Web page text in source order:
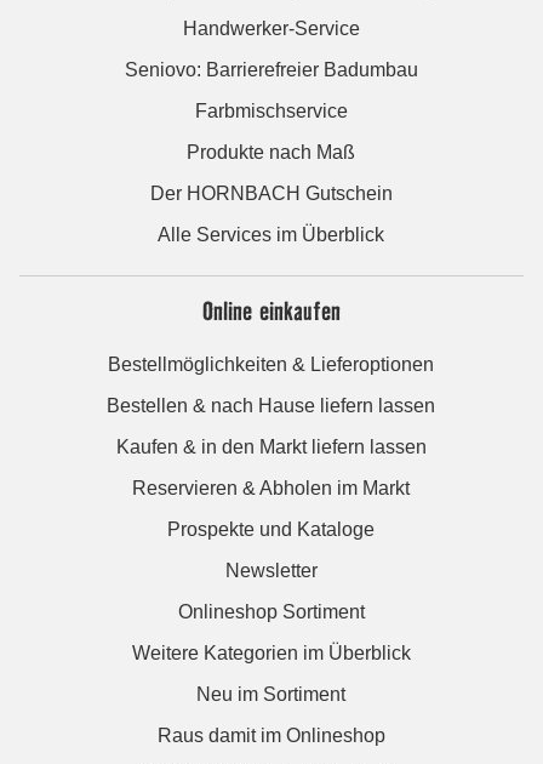
Handwerker-Service
Seniovo: Barrierefreier Badumbau
Farbmischservice
Produkte nach Maß
Der HORNBACH Gutschein
Alle Services im Überblick
Online einkaufen
Bestellmöglichkeiten & Lieferoptionen
Bestellen & nach Hause liefern lassen
Kaufen & in den Markt liefern lassen
Reservieren & Abholen im Markt
Prospekte und Kataloge
Newsletter
Onlineshop Sortiment
Weitere Kategorien im Überblick
Neu im Sortiment
Raus damit im Onlineshop